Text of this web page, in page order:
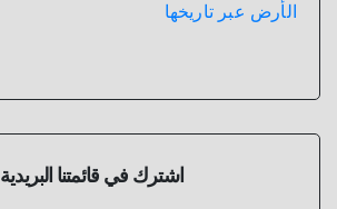
الأرض عبر تاريخها
اشترك في قائمتنا البريدية